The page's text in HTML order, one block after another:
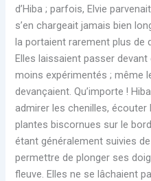
d’Hiba ; parfois, Elvie
s’en chargeait jamais bien
la portaient rarement plus de
Elles laissaient passer
moins expérimentés ; même
devançaient. Qu’importe !
admirer les chenilles,
plantes biscornues sur le
étant généralement suivies
permettre de plonger ses
fleuve. Elles ne se lâchaient